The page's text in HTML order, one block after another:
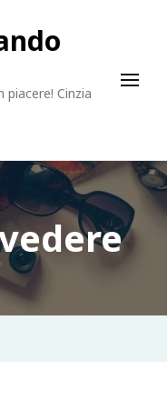
piacere! Cinzia